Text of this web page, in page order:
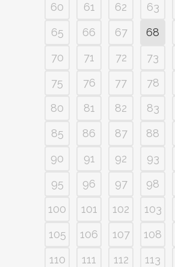
60
61 62 63
65
66 67 68
70
71 72 73
75
76 77 78
80
81 82 83
85
86 87 88
90
91 92 93
95
96 97 98
100
101 102 103
105
106 107 108
110
111 112 113